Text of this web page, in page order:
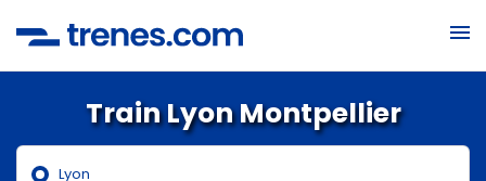
Train Lyon Montpellier